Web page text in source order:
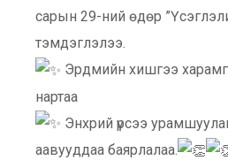
сарын 29-ний өдөр
тэмдэглэлээ.
Эрдмийн хишгээ
нартаа
Энхрий үрсээ
аавууддаа баярлалаа.